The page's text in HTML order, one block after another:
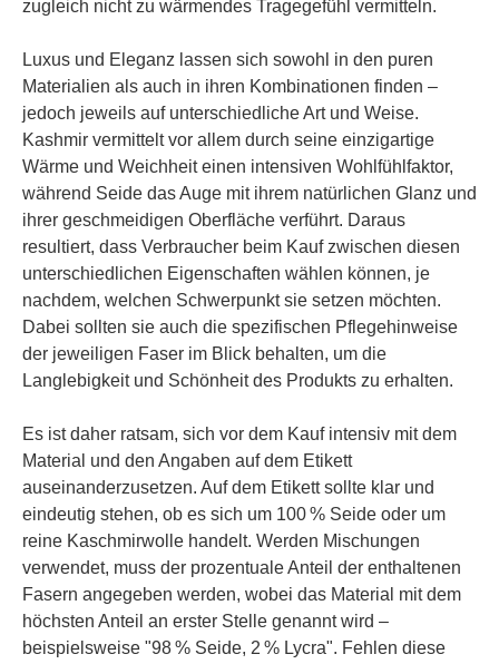
zugleich nicht zu wärmendes Tragegefühl vermitteln.
Luxus und Eleganz lassen sich sowohl in den puren
Materialien als auch in ihren Kombinationen finden –
jedoch jeweils auf unterschiedliche Art und Weise.
Kashmir vermittelt vor allem durch seine einzigartige
Wärme und Weichheit einen intensiven Wohlfühlfaktor,
während Seide das Auge mit ihrem natürlichen Glanz und
ihrer geschmeidigen Oberfläche verführt. Daraus
resultiert, dass Verbraucher beim Kauf zwischen diesen
unterschiedlichen Eigenschaften wählen können, je
nachdem, welchen Schwerpunkt sie setzen möchten.
Dabei sollten sie auch die spezifischen Pflegehinweise
der jeweiligen Faser im Blick behalten, um die
Langlebigkeit und Schönheit des Produkts zu erhalten.
Es ist daher ratsam, sich vor dem Kauf intensiv mit dem
Material und den Angaben auf dem Etikett
auseinanderzusetzen. Auf dem Etikett sollte klar und
eindeutig stehen, ob es sich um 100 % Seide oder um
reine Kaschmirwolle handelt. Werden Mischungen
verwendet, muss der prozentuale Anteil der enthaltenen
Fasern angegeben werden, wobei das Material mit dem
höchsten Anteil an erster Stelle genannt wird –
beispielsweise "98 % Seide, 2 % Lycra". Fehlen diese